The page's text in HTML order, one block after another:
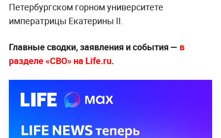
Петербургском горном университете
императрицы Екатерины II.
Главные сводки, заявления и события — в
разделе «СВО» на Life.ru.